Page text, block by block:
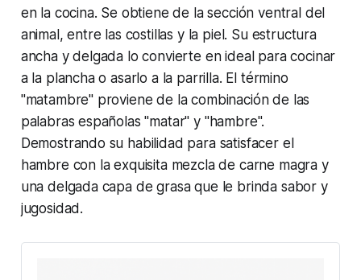
en la cocina. Se obtiene de la sección ventral del
animal, entre las costillas y la piel. Su estructura
ancha y delgada lo convierte en ideal para cocinar
a la plancha o asarlo a la parrilla. El término
"matambre" proviene de la combinación de las
palabras españolas "matar" y "hambre".
Demostrando su habilidad para satisfacer el
hambre con la exquisita mezcla de carne magra y
una delgada capa de grasa que le brinda sabor y
jugosidad.